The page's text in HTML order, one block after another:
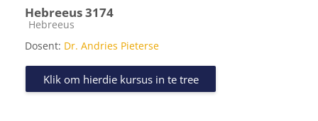
Hebreeus 3174
Kursus kategorie
Hebreeus
Dosent: Dr. Andries Pieterse
Klik om hierdie kursus in te tree